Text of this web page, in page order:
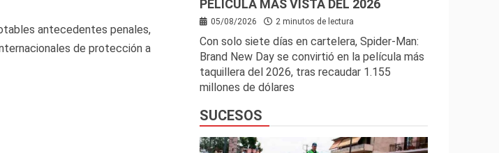
antecedentes penales,
de protección a
PELÍCULA MÁS VISTA DEL 2026
05/08/2026 2 minutos de lectura
Con solo siete días en cartelera, Spider-Man:
Brand New Day se convirtió en la película más
taquillera del 2026, tras recaudar 1.155
millones de dólares
SUCESOS